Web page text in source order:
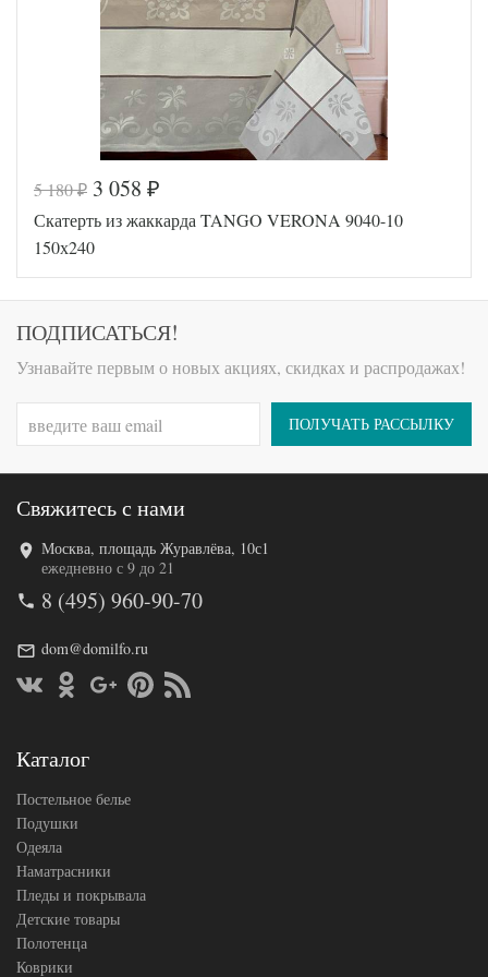
Код товара
Артикул
TT863
Форма
скатерти
150х240
Ткань
Жаккард
Производитель Tango (Китай)
Код товара
544-604
Форма
Прямоугольная
скатерти
Ткань
Жаккард
Производитель
Tango (Китай)
5 180₽ 3 058 ₽
Скатерть из жаккарда TANGO VERONA 9040-10
150х240
ПОДПИСАТЬСЯ!
Узнавайте первым о новых акциях, скидках и распродажах!
ПОЛУЧАТЬ РАССЫЛКУ
Свяжитесь с нами
Москва, площадь Журавлёва, 10с1
ежедневно с 9 до 21
8 (495) 960-90-70
dom@domilfo.ru
Каталог
Постельное белье
Подушки
Одеяла
Наматрасники
Пледы и покрывала
Детские товары
Полотенца
Коврики